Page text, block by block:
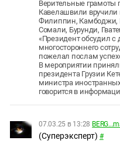
Верительные грамоты
Кавелашвили вручили
Филиппин, Камбоджи,
Сомали, Бурунди,
«Президент обсудил
многостороннего
пожелал послам
В мероприятии
президента Грузии
министра
говорится в
07.03.25 в 13:28
(Суперэксперт) #